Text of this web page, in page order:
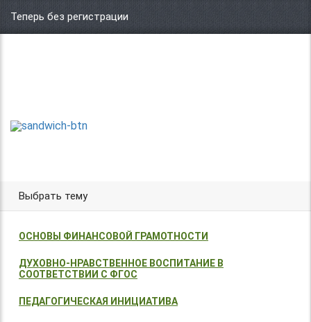
Теперь без регистрации
Выбрать тему
ОСНОВЫ ФИНАНСОВОЙ ГРАМОТНОСТИ
ДУХОВНО-НРАВСТВЕННОЕ ВОСПИТАНИЕ В
СООТВЕТСТВИИ С ФГОС
ПЕДАГОГИЧЕСКАЯ ИНИЦИАТИВА